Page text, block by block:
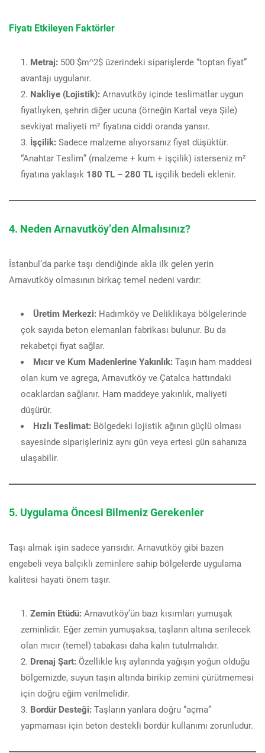
Fiyatı Etkileyen Faktörler
Metraj: 500 $m^2$ üzerindeki siparişlerde “toptan fiyat”
avantajı uygulanır.
Nakliye (Lojistik): Arnavutköy içinde teslimatlar uygun
fiyatlıyken, şehrin diğer ucuna (örneğin Kartal veya Şile)
sevkiyat maliyeti m² fiyatına ciddi oranda yansır.
İşçilik: Sadece malzeme alıyorsanız fiyat düşüktür.
“Anahtar Teslim” (malzeme + kum + işçilik) isterseniz m²
fiyatına yaklaşık 180 TL – 280 TL işçilik bedeli eklenir.
4. Neden Arnavutköy’den Almalısınız?
İstanbul’da parke taşı dendiğinde akla ilk gelen yerin
Arnavutköy olmasının birkaç temel nedeni vardır:
Üretim Merkezi: Hadımköy ve Deliklikaya bölgelerinde
çok sayıda beton elemanları fabrikası bulunur. Bu da
rekabetçi fiyat sağlar.
Mıcır ve Kum Madenlerine Yakınlık: Taşın ham maddesi
olan kum ve agrega, Arnavutköy ve Çatalca hattındaki
ocaklardan sağlanır. Ham maddeye yakınlık, maliyeti
düşürür.
Hızlı Teslimat: Bölgedeki lojistik ağının güçlü olması
sayesinde siparişleriniz aynı gün veya ertesi gün sahanıza
ulaşabilir.
5. Uygulama Öncesi Bilmeniz Gerekenler
Taşı almak işin sadece yarısıdır. Arnavutköy gibi bazen
engebeli veya balçıklı zeminlere sahip bölgelerde uygulama
kalitesi hayati önem taşır.
Zemin Etüdü: Arnavutköy’ün bazı kısımları yumuşak
zeminlidir. Eğer zemin yumuşaksa, taşların altına serilecek
olan mıcır (temel) tabakası daha kalın tutulmalıdır.
Drenaj Şart: Özellikle kış aylarında yağışın yoğun olduğu
bölgemizde, suyun taşın altında birikip zemini çürütmemesi
için doğru eğim verilmelidir.
Bordür Desteği: Taşların yanlara doğru “açma”
yapmaması için beton destekli bordür kullanımı zorunludur.